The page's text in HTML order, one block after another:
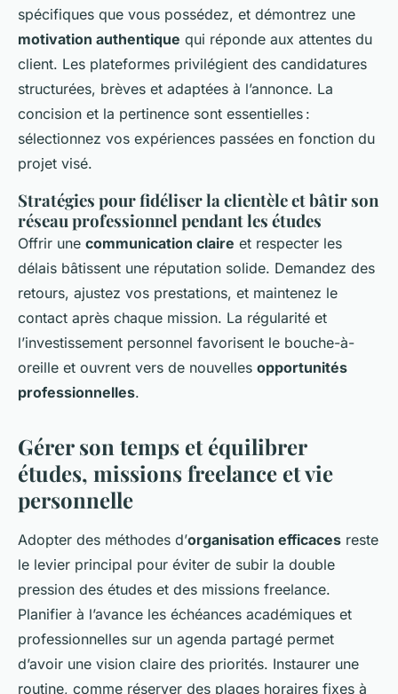
spécifiques que vous possédez, et démontrez une
motivation authentique qui réponde aux attentes du
client. Les plateformes privilégient des candidatures
structurées, brèves et adaptées à l’annonce. La
concision et la pertinence sont essentielles :
sélectionnez vos expériences passées en fonction du
projet visé.
Stratégies pour fidéliser la clientèle et bâtir son
réseau professionnel pendant les études
Offrir une communication claire et respecter les
délais bâtissent une réputation solide. Demandez des
retours, ajustez vos prestations, et maintenez le
contact après chaque mission. La régularité et
l’investissement personnel favorisent le bouche-à-
oreille et ouvrent vers de nouvelles opportunités
professionnelles.
Gérer son temps et équilibrer
études, missions freelance et vie
personnelle
Adopter des méthodes d’organisation efficaces reste
le levier principal pour éviter de subir la double
pression des études et des missions freelance.
Planifier à l’avance les échéances académiques et
professionnelles sur un agenda partagé permet
d’avoir une vision claire des priorités. Instaurer une
routine, comme réserver des plages horaires fixes à